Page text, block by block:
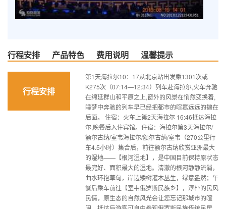
行程安排 产品特色 费用说明 温馨提示
行程安排
第1天海拉尔10：17从北京站出发乘1301次或
K275次（07:14—12:34）列车赴海拉尔,火车奔驰
在绵延群山和平原之上,窗外的风景在悄然变换着,
睡梦中奔驰的列车早已经把都市的喧嚣远远的抛在
后面。 住宿：火车上第2天海拉尔 16:46抵达海拉
尔,晚餐后入住宾馆。住宿：海拉尔第3天海拉尔/
额尔古纳/室韦海拉尔/额尔古纳/室韦（270公里行
车4.5小时）集合后，前往额尔古纳欣赏亚洲最大
的湿地——【根河湿地】，是中国目前保持原状态
最完好、面积最大的湿地。清澈的根河静静流淌，
曲水环抱草甸，岸边矮树灌木丛生，绿意盎然；午
餐后乘车前往【室韦俄罗斯民族乡】，淳朴的民风
民情，原生态的自然风光会让您忘记那城市的喧